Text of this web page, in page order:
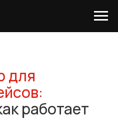
для
работает